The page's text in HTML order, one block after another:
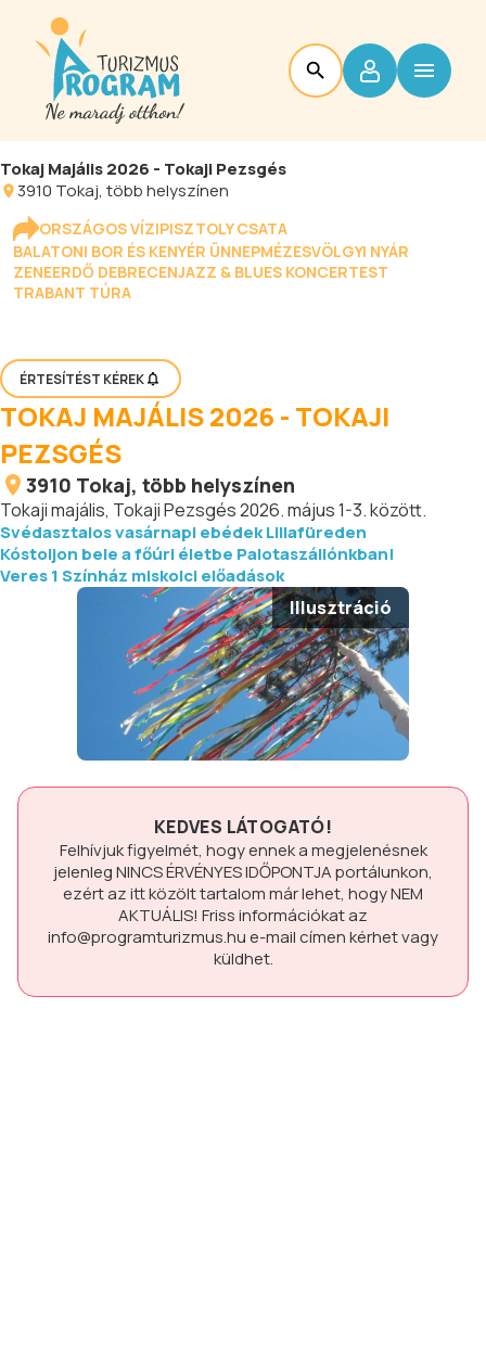
Tokaj Majális 2026 - Tokaji Pezsgés
3910 Tokaj, több helyszínen
ORSZÁGOS VÍZIPISZTOLY CSATA
BALATONI BOR ÉS KENYÉR ÜNNEPMÉZESVÖLGYI NYÁR
ZENEERDŐ DEBRECENJAZZ & BLUES KONCERTEST
TRABANT TÚRA
ÉRTESÍTÉST KÉREK
TOKAJ MAJÁLIS 2026 - TOKAJI
PEZSGÉS
3910 Tokaj, több helyszínen
Tokaji majális, Tokaji Pezsgés 2026. május 1-3. között.
Svédasztalos vasárnapi ebédek Lillafüreden
Kóstoljon bele a főúri életbe Palotaszállónkban!
Veres 1 Színház miskolci előadások
Illusztráció
KEDVES LÁTOGATÓ!
Felhívjuk figyelmét, hogy ennek a megjelenésnek
jelenlegNINCS ÉRVÉNYES IDŐPONTJAportálunkon,
ezért az itt közölt tartalom már lehet, hogyNEM
AKTUÁLIS! Friss információkat az
info@programturizmus.hue-mail címen kérhet vagy
küldhet.